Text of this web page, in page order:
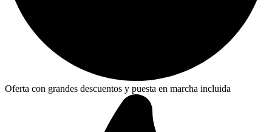
Oferta con grandes descuentos y puesta en marcha incluida